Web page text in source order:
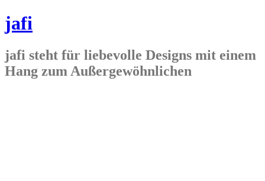
jafi
jafi steht für liebevolle Designs mit einem
Hang zum Außergewöhnlichen